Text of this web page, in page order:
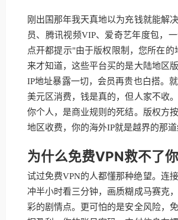
刚出国那年我天真地以为充钱就能解
员、腾讯视频VIP、爱奇艺年度包，
点开都提示"由于版权限制，您所在的
来才知道，这些平台买的是大陆地区
IP地址暴露一切，会员再贵也白搭。
美元区消费，钱是真的，但人家不收
你个人，是商业规则的死结。版权方
地区收费，你的海外IP就是越界的那道
为什么免费VPN救不了
试过免费VPN的人都懂那种绝望。连
冲半小时看三分钟，画质糊成马赛克
彩的剧情点。更可怕的是安全风险，